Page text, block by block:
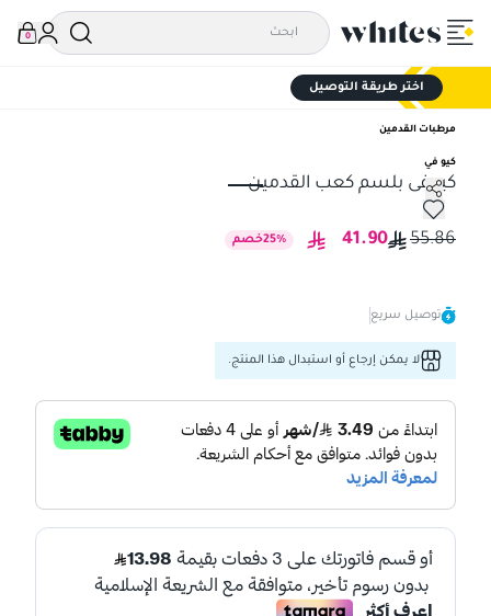
0
اختر طريقة التوصيل
مرطبات القدمين
كيو في
كيوفى بلسم كعب القدمين
كيوفى بلسم كعب القدمين
55.86
41.90
25% خصم
توصيل سريع
لا يمكن إرجاع أو استبدال هذا المنتج.